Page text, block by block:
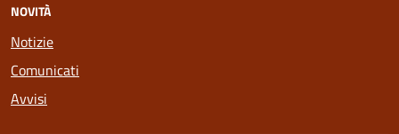
NOVITÀ
Notizie
Comunicati
Avvisi